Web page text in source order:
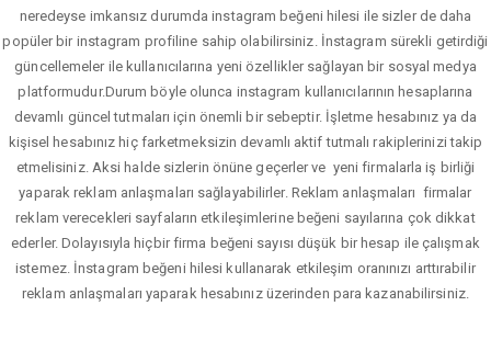
neredeyse imkansız durumda instagram beğeni hilesi ile sizler de daha
popüler bir instagram profiline sahip olabilirsiniz. İnstagram sürekli getirdiği
güncellemeler ile kullanıcılarına yeni özellikler sağlayan bir sosyal medya
platformudur.Durum böyle olunca instagram kullanıcılarının hesaplarına
devamlı güncel tutmaları için önemli bir sebeptir. İşletme hesabınız ya da
kişisel hesabınız hiç farketmeksizin devamlı aktif tutmalı rakiplerinizi takip
etmelisiniz. Aksi halde sizlerin önüne geçerler ve yeni firmalarla iş birliği
yaparak reklam anlaşmaları sağlayabilirler. Reklam anlaşmaları firmalar
reklam verecekleri sayfaların etkileşimlerine beğeni sayılarına çok dikkat
ederler. Dolayısıyla hiçbir firma beğeni sayısı düşük bir hesap ile çalışmak
istemez. İnstagram beğeni hilesi kullanarak etkileşim oranınızı arttırabilir
reklam anlaşmaları yaparak hesabınız üzerinden para kazanabilirsiniz.